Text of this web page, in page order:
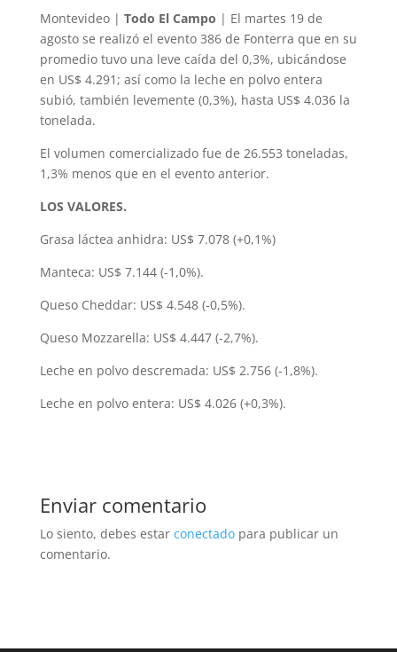
Montevideo | Todo El Campo | El martes 19 de
agosto se realizó el evento 386 de Fonterra que en su
promedio tuvo una leve caída del 0,3%, ubicándose
en US$ 4.291; así como la leche en polvo entera
subió, también levemente (0,3%), hasta US$ 4.036 la
tonelada.
El volumen comercializado fue de 26.553 toneladas,
1,3% menos que en el evento anterior.
LOS VALORES.
Grasa láctea anhidra: US$ 7.078 (+0,1%)
Manteca: US$ 7.144 (-1,0%).
Queso Cheddar: US$ 4.548 (-0,5%).
Queso Mozzarella: US$ 4.447 (-2,7%).
Leche en polvo descremada: US$ 2.756 (-1,8%).
Leche en polvo entera: US$ 4.026 (+0,3%).
Enviar comentario
Lo siento, debes estar conectadopara publicar un
comentario.